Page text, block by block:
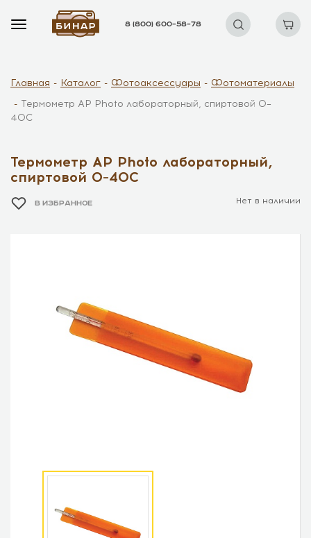
8 (800) 600–58–78
Главная Каталог Фотоаксессуары
Фотоматериалы
Термометр AP Photo лабораторный, спиртовой 0–
40C
Термометр AP Photo лабораторный,
спиртовой 0–40C
В ИЗБРАННОЕ Нет в наличии